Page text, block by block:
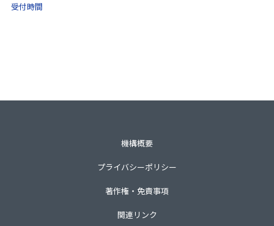
受付時間
機構概要
プライバシーポリシー
著作権・免責事項
関連リンク